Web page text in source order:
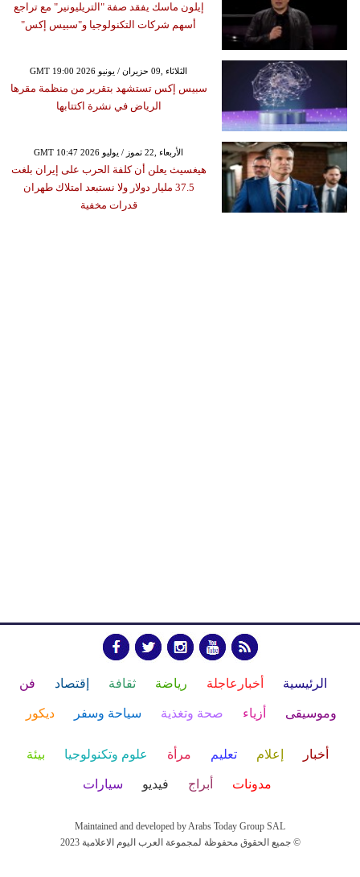
إيلون ماسك يفقد صفة "التريليونير" مع تراجع
أسهم شركات التكنولوجيا و"سبيس إكس"
GMT 19:00 2026 الثلاثاء ,09 حزيران / يونيو
سبيس إكس تستشهد بتقرير من منظمة مقرها
الرياض في نشرة اكتتابها
GMT 10:47 2026 الأربعاء ,22 تموز / يوليو
هيغسيث يعلن أن كلفة الحرب على إيران بلغت
37.5 مليار دولار ولا نستبعد امتلاك طهران
قدرات مخفية
الرئيسية أخبارعاجلة رياضة ثقافة إقتصاد فن
وموسيقى أزياء صحة وتغذية سياحة وسفر ديكور
أخبار إعلام تعليم مرأة علوم وتكنولوجيا بيئة
مدونات أبراج فيديو سيارات
Maintained and developed by Arabs Today Group SAL
جميع الحقوق محفوظة لمجموعة العرب اليوم الاعلامية 2023 ©